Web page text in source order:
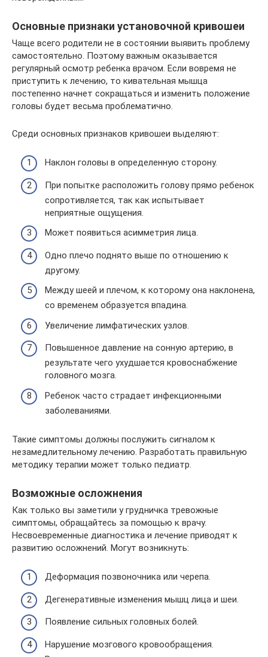
Основные признаки установочной кривошеи
Чаще всего родители не в состоянии выявить проблему
самостоятельно. Поэтому важным оказывается
регулярный осмотр ребенка врачом. Если вовремя не
приступить к лечению, то кивательная мышца
постепенно начнет сокращаться и изменить положение
головы будет весьма проблематично.
Среди основных признаков кривошеи выделяют:
Наклон головы в определенную сторону.
При попытке расположить голову прямо ребенок
сопротивляется, так как испытывает
неприятные ощущения.
Может появиться асимметрия лица.
Одно плечо поднято выше по отношению к
другому.
Между шеей и плечом, к которому она наклонена,
со временем образуется впадина.
Увеличение лимфатических узлов.
Повышенное давление на сонную артерию, в
результате чего ухудшается кровоснабжение
головного мозга.
Ребенок часто страдает инфекционными
заболеваниями.
Такие симптомы должны послужить сигналом к
незамедлительному лечению. Разработать правильную
методику терапии может только педиатр.
Возможные осложнения
Как только вы заметили у грудничка тревожные
симптомы, обращайтесь за помощью к врачу.
Несвоевременные диагностика и лечение приводят к
развитию осложнений. Могут возникнуть:
Деформация позвоночника или черепа.
Дегенеративные изменения мышц лица и шеи.
Появление сильных головных болей.
Нарушение мозгового кровообращения.